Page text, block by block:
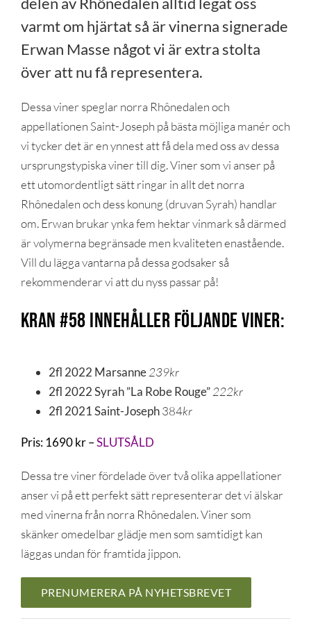
varmt om hjärtat så är vinerna signerade
Erwan Masse något vi är extra stolta
över att nu få representera.
Dessa viner speglar norra Rhônedalen och
appellationen Saint-Joseph på bästa möjliga manér och
vi tycker det är en ynnest att få dela med oss av dessa
ursprungstypiska viner till dig. Viner som vi anser på
ett utomordentligt sätt ringar in allt det norra
Rhônedalen och dess konung (druvan Syrah) handlar
om. Erwan brukar ynka fem hektar vinmark så därmed
är volymerna begränsade men kvaliteten enastående.
Vill du lägga vantarna på dessa godsaker så
rekommenderar vi att du nyss passar på!
KRAN #58 innehåller följande viner:
2fl 2022 Marsanne239kr
2fl 2022 Syrah ”La Robe Rouge”222kr
2fl 2021 Saint-Joseph384kr
Pris: 1690 kr –SLUTSÅLD
Dessa tre viner fördelade över två olika appellationer
anser vi på ett perfekt sätt representerar det vi älskar
med vinerna från norra Rhônedalen. Viner som
skänker omedelbar glädje men som samtidigt kan
läggas undan för framtida jippon.
PRENUMERERA PÅ NYHETSBREVET